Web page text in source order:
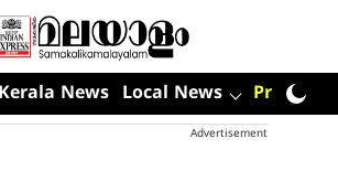
Kerala News Local News Premium
Advertisement